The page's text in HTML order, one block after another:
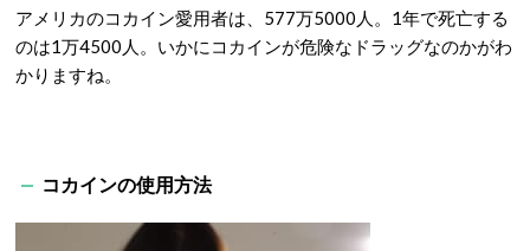
アメリカのコカイン愛用者は、577万5000人。1年で死亡する
のは1万4500人。いかにコカインが危険なドラッグなのかがわ
かりますね。
コカインの使用方法